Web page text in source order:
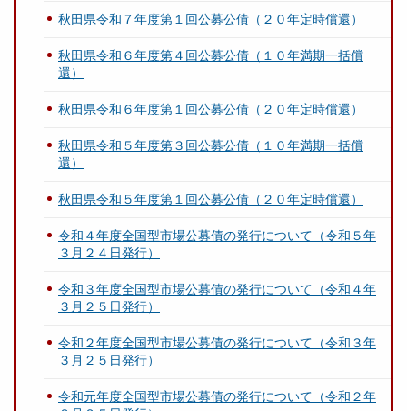
秋田県令和７年度第１回公募公債（２０年定時償還）
秋田県令和６年度第４回公募公債（１０年満期一括償
還）
秋田県令和６年度第１回公募公債（２０年定時償還）
秋田県令和５年度第３回公募公債（１０年満期一括償
還）
秋田県令和５年度第１回公募公債（２０年定時償還）
令和４年度全国型市場公募債の発行について（令和５年
３月２４日発行）
令和３年度全国型市場公募債の発行について（令和４年
３月２５日発行）
令和２年度全国型市場公募債の発行について（令和３年
３月２５日発行）
令和元年度全国型市場公募債の発行について（令和２年